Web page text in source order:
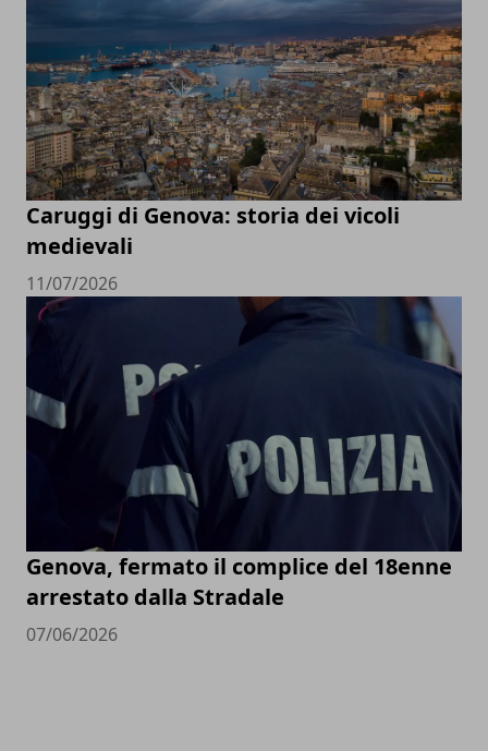
Caruggi di Genova: storia dei vicoli
medievali
11/07/2026
Genova, fermato il complice del 18enne
arrestato dalla Stradale
07/06/2026